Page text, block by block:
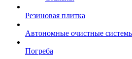
Резиновая плитка
Автономные очистные
Погреба